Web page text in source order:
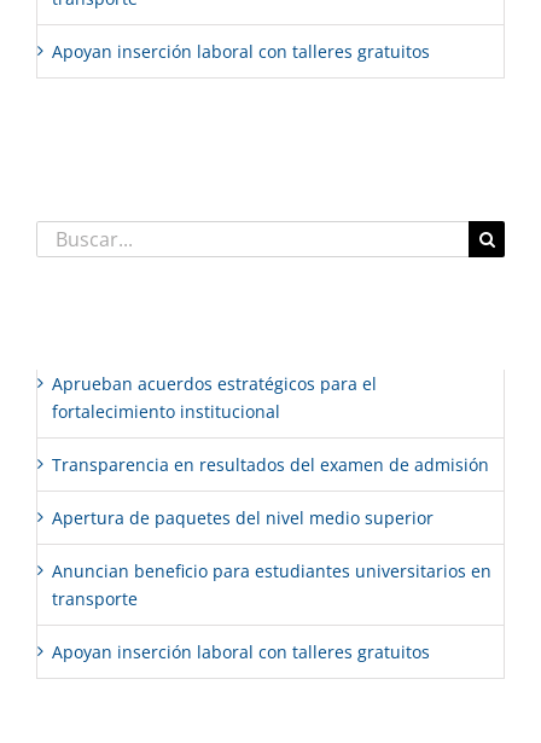
Apoyan inserción laboral con talleres gratuitos
Buscar:
Aprueban acuerdos estratégicos para el
fortalecimiento institucional
Transparencia en resultados del examen de admisión
Apertura de paquetes del nivel medio superior
Anuncian beneficio para estudiantes universitarios en
transporte
Apoyan inserción laboral con talleres gratuitos